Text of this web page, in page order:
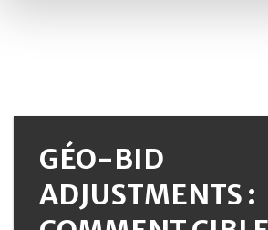
GÉO-BID
ADJUSTMENTS :